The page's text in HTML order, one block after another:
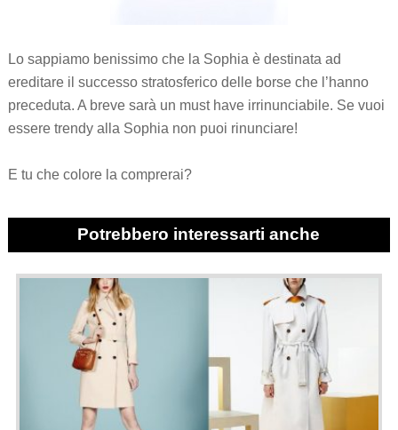
Lo sappiamo benissimo che la Sophia è destinata ad
ereditare il successo stratosferico delle borse che l’hanno
preceduta. A breve sarà un must have irrinunciabile. Se vuoi
essere trendy alla Sophia non puoi rinunciare!
E tu che colore la comprerai?
Potrebbero interessarti anche